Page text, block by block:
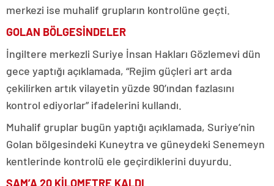
merkezi ise muhalif grupların kontrolüne geçti.
GOLAN BÖLGESİNDELER
İngiltere merkezli Suriye İnsan Hakları Gözlemevi dün
gece yaptığı açıklamada, “Rejim güçleri art arda
çekilirken artık vilayetin yüzde 90’ından fazlasını
kontrol ediyorlar” ifadelerini kullandı.
Muhalif gruplar bugün yaptığı açıklamada, Suriye’nin
Golan bölgesindeki Kuneytra ve güneydeki Senemeyn
kentlerinde kontrolü ele geçirdiklerini duyurdu.
ŞAM’A 20 KİLOMETRE KALDI